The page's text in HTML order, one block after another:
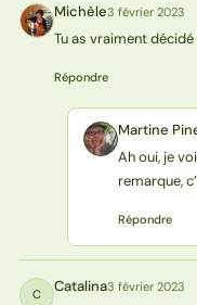
M Michèle3 février 2023
Tu as vraiment
Répondre
MP Martine
Ah oui, je
remarque,
Répondre
C Catalina3 février 2023